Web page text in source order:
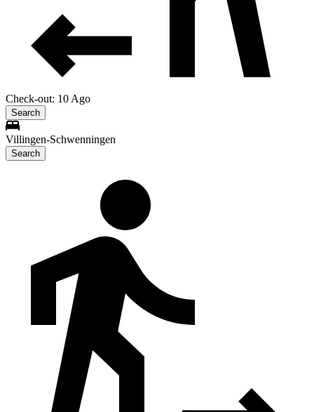
Check-out: 10 Ago
Search
Villingen-Schwenningen
Search